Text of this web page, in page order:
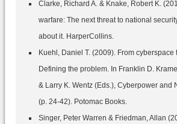
Clarke, Richard A. & Knake, Robert K.
warfare: The next threat to national
about it. HarperCollins.
Kuehl, Daniel T. (2009). From cyberspace
Defining the problem. In Franklin D.
& Larry K. Wentz (Eds.), Cyberpower and
(p. 24-42). Potomac Books.
Singer, Peter Warren & Friedman, Allan